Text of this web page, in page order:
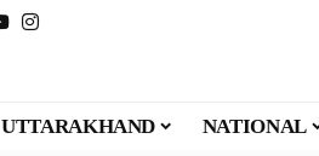
UTTARAKHAND NATIONAL